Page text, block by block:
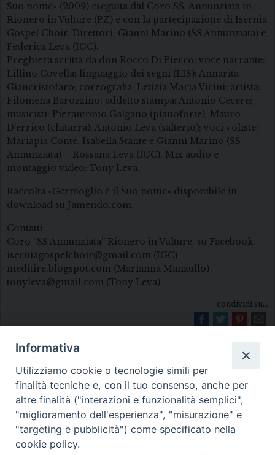
Suo nome» (2009) eseguita dal Coro SS. Annunziata in
Rionero in Vulture (PZ) e con la partecipazione di Isernia
Gospel Choir. Direttori: Gianni Marino (SS Annunziata) e
Federica Leva (IGC).
Preghiera scritta da don Rocco Di Pierro; voce narrante:
Lillino Covella; linguaggio dei segni (LIS): Annarita
Giancristofaro; coreografia: Letizia Maria Vicini; artista:
Filomena Barozzino; addetto stampa: Antonio Cecere;
musicisti: Pierantonio Galgano (pianoforte), Mauro
D’errico (chitarra), Antonio Leva (salterio); voci voliste:
Mariapia Conte, Isabella Stante e Gianni Marino (SS
Annunziata) – Rossana Leva (IGC). Mix audio e
montaggio video: Tony Leva.
Raccolta «Germoglio è il Suo nome» disponibile in
download su Jamendo.com.
Contatti:
Coro “SS Annunziata” Rionero in Vulture, su Facebook.
iserniagospelchoir@gmail.com (IGC)
meditire.blogspot.com (Marianna Manzullo)
tonyleva@gmail.com (Tony Leva)
condividi su...
Diocesi di Melfi Rapolla Venosa
• Largo Duomo, 12 - 85025 MELFI (PZ) •
Informativa
Utilizziamo cookie o tecnologie simili per
finalità tecniche e, con il tuo consenso, anche per
altre finalità ("interazioni e funzionalità semplici",
"miglioramento dell'esperienza", "misurazione" e
"targeting e pubblicità") come specificato nella
cookie policy.